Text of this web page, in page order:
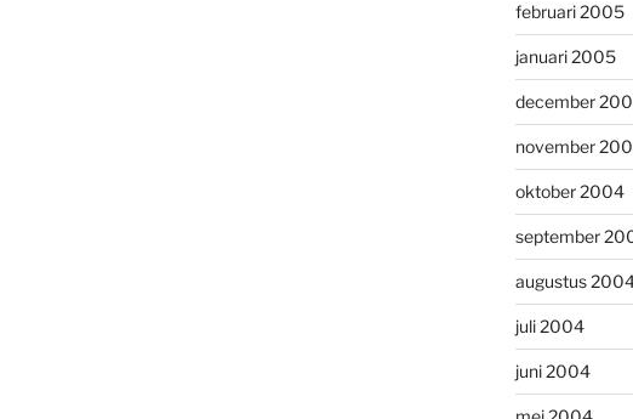
februari 2005
januari 2005
december
november
oktober 2004
september
augustus
juli 2004
juni 2004